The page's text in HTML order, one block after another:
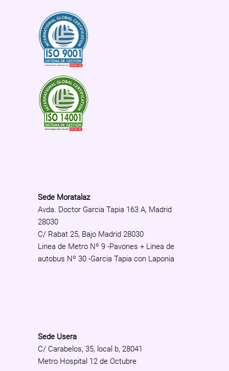
Sede Moratalaz
Avda. Doctor Garcia Tapia 163 A, Madrid
28030
C/ Rabat 25, Bajo Madrid 28030
Linea de Metro Nº 9 -Pavones + Linea de
autobus Nº 30 -Garcia Tapia con Laponia
Sede Usera
C/ Carabelos, 35, local b, 28041
Metro Hospital 12 de Octubre